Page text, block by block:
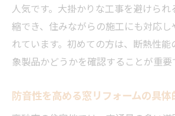
人気です。大掛かりな工事を避けら
縮でき、住みながらの施工にも対応し
れています。初めての方は、断熱性
象製品かどうかを確認することが重要
防音性を高める窓リフォームの具